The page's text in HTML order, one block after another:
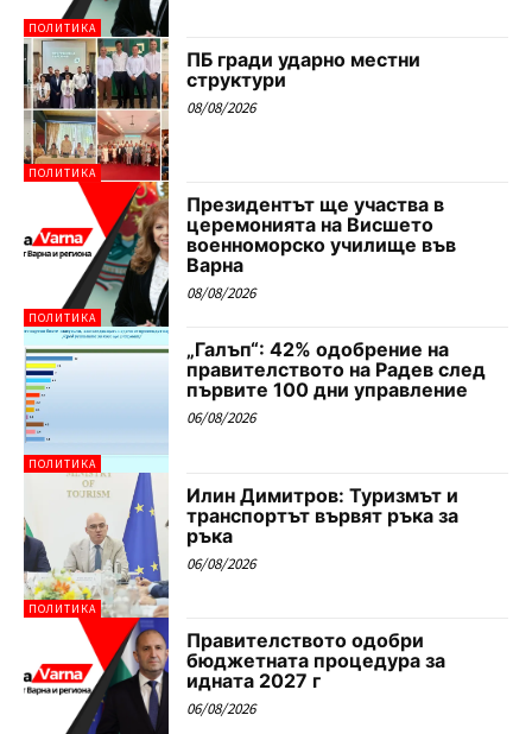
ПОЛИТИКА
ПОЛИТИКА
ПБ гради ударно местни
структури
08/08/2026
ПОЛИТИКА
Президентът ще участва в
церемонията на Висшето
военноморско училище във
Варна
08/08/2026
ПОЛИТИКА
„Галъп“: 42% одобрение на
правителството на Радев след
първите 100 дни управление
06/08/2026
ПОЛИТИКА
Илин Димитров: Туризмът и
транспортът вървят ръка за
ръка
06/08/2026
Правителството одобри
бюджетната процедура за
идната 2027 г
06/08/2026